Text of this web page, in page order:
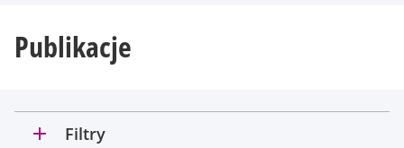
Publikacje
add Filtry